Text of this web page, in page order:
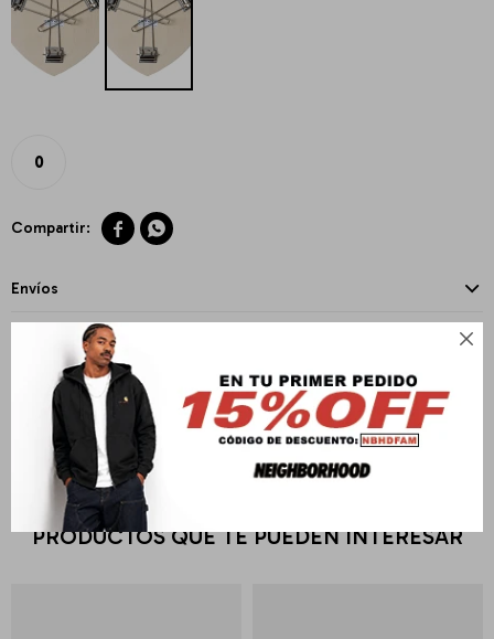

0
 
Envíos
Cambios y Devoluciones
Medios de pago
PRODUCTOS QUE TE PUEDEN INTERESAR